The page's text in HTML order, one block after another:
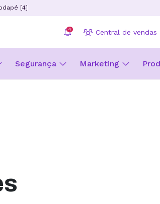
[4]
4 Central de vendas
Segurança Marketing